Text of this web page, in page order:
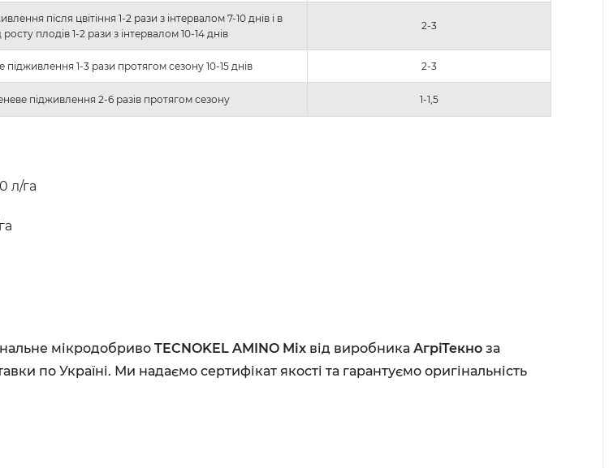
після цвітіння 1-2 рази з інтервалом 7-10 днів і в
росту плодів 1-2 рази з інтервалом 10-14 днів
2-3
підживлення 1-3 рази протягом сезону 10-15 днів 2-3
підживлення 2-6 разів протягом сезону 1-1,5
л/га
мікродобриво TECNOKEL AMINO Mix від виробника АгріТекно за
по Україні. Ми надаємо сертифікат якості та гарантуємо оригінальність